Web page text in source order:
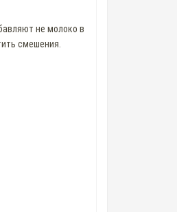
не молоко в
смешения.